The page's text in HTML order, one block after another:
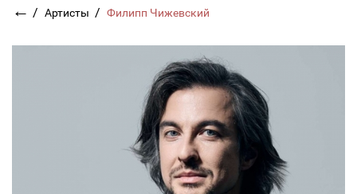
← / Артисты / Филипп Чижевский